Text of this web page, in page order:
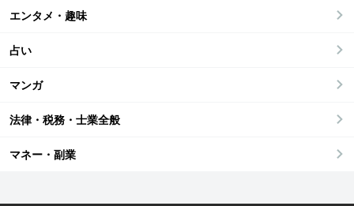
エンタメ・趣味
占い
マンガ
法律・税務・士業全般
マネー・副業